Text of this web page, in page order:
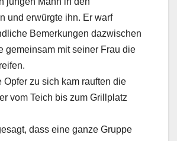
und erwürgte ihn. Er warf
Bemerkungen dazwischen
gemeinsam mit seiner Frau die
Opfer zu sich kam rauften die
vom Teich bis zum Grillplatz
dass eine ganze Gruppe